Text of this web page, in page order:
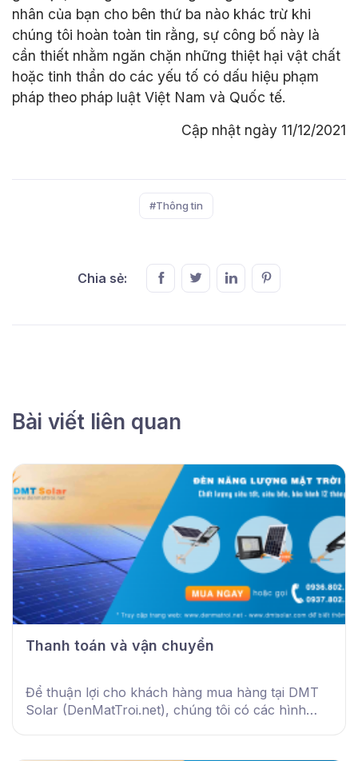
nhân của bạn cho bên thứ ba nào khác trừ khi
chúng tôi hoàn toàn tin rằng, sự công bố này là
cần thiết nhằm ngăn chặn những thiệt hại vật chất
hoặc tinh thần do các yếu tố có dấu hiệu phạm
pháp theo pháp luật Việt Nam và Quốc tế.
Cập nhật ngày 11/12/2021
#Thông tin
Chia sẻ:
Bài viết liên quan
Thanh toán và vận chuyển
Để thuận lợi cho khách hàng mua hàng tại DMT
Solar (DenMatTroi.net), chúng tôi có các hình